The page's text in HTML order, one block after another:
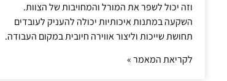
וזה יכול לשפר את המורל והמחויבות של הצוות.
השקעה במתנות איכותיות יכולה להעניק לעובדים
תחושת שייכות וליצור אווירה חיובית במקום העבודה.
לקריאת המאמר »